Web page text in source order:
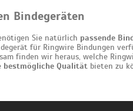
Bindegeräten
Sie natürlich passende
für Ringwire Bindungen
finden wir heraus, welche
bestmögliche Qualität bieten zu